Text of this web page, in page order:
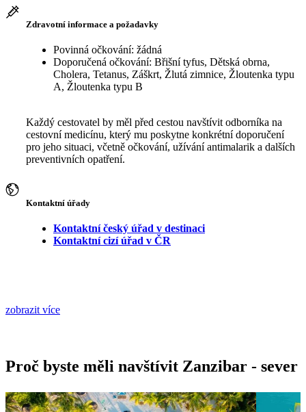
Zdravotní informace a požadavky
Povinná očkování: žádná
Doporučená očkování: Břišní tyfus, Dětská obrna,
Cholera, Tetanus, Záškrt, Žlutá zimnice, Žloutenka typu
A, Žloutenka typu B
Každý cestovatel by měl před cestou navštívit odborníka na
cestovní medicínu, který mu poskytne konkrétní doporučení
pro jeho situaci, včetně očkování, užívání antimalarik a dalších
preventivních opatření.
Kontaktní úřady
Kontaktní český úřad v destinaci
Kontaktní cizí úřad v ČR
zobrazit více
Proč byste měli navštívit Zanzibar - sever